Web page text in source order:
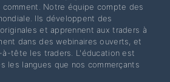
comment. Notre équipe compte des
Ils développent des
et apprennent aux traders à
dans des webinaires ouverts, et
tête les traders. L'éducation est
les langues que nos commerçants